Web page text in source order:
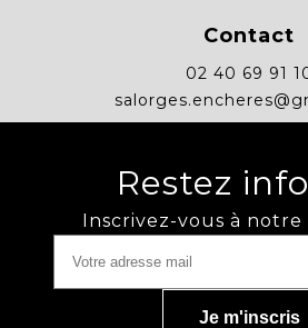
Contact
02 40 69 91
Restez
Inscrivez-vous à